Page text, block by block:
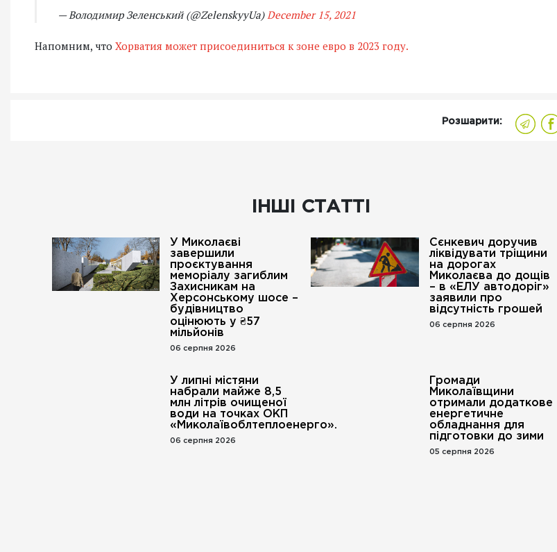
— Володимир Зеленський (@ZelenskyyUa)December 15, 2021
Напомним, что Хорватия может присоединиться к зоне евро в 2023 году.
Розшарити:
ІНШІ СТАТТІ
У Миколаєві
завершили
проєктування
меморіалу загиблим
Захисникам на
Херсонському шосе –
будівництво
оцінюють у ₴57
мільйонів
06 серпня 2026
Сєнкевич доручив
ліквідувати тріщини
на дорогах
Миколаєва до дощів
– в «ЕЛУ автодоріг»
заявили про
відсутність грошей
06 серпня 2026
У липні містяни
набрали майже 8,5
млн літрів очищеної
води на точках ОКП
«Миколаївоблтеплоенерго».
06 серпня 2026
Громади
Миколаївщини
отримали додаткове
енергетичне
обладнання для
підготовки до зими
05 серпня 2026